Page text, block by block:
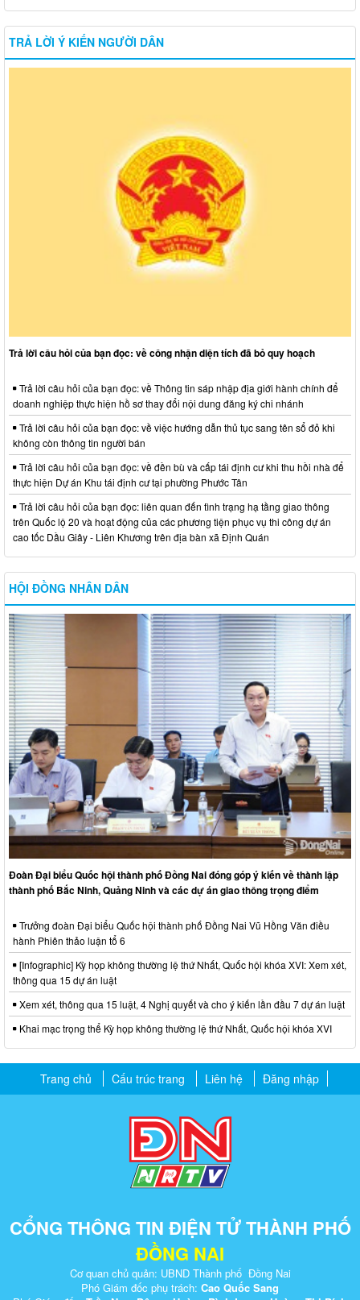
TRẢ LỜI Ý KIẾN NGƯỜI DÂN
Trả lời câu hỏi của bạn đọc: về công nhận diện tích đã bỏ quy hoạch
Trả lời câu hỏi của bạn đọc: về Thông tin sáp nhập địa giới hành chính để
doanh nghiệp thực hiện hồ sơ thay đổi nội dung đăng ký chi nhánh
Trả lời câu hỏi của bạn đọc: về việc hướng dẫn thủ tục sang tên sổ đỏ khi
không còn thông tin người bán
Trả lời câu hỏi của bạn đọc: về đền bù và cấp tái định cư khi thu hồi nhà để
thực hiện Dự án Khu tái định cư tại phường Phước Tân
Trả lời câu hỏi của bạn đọc: liên quan đến tình trạng hạ tầng giao thông
trên Quốc lộ 20 và hoạt động của các phương tiện phục vụ thi công dự án
cao tốc Dầu Giây - Liên Khương trên địa bàn xã Định Quán
HỘI ĐỒNG NHÂN DÂN
Đoàn Đại biểu Quốc hội thành phố Đồng Nai đóng góp ý kiến về thành lập
thành phố Bắc Ninh, Quảng Ninh và các dự án giao thông trọng điểm
Trưởng đoàn Đại biểu Quốc hội thành phố Đồng Nai Vũ Hồng Văn điều
hành Phiên thảo luận tổ 6
[Infographic] Kỳ họp không thường lệ thứ Nhất, Quốc hội khóa XVI: Xem xét,
thông qua 15 dự án luật
Xem xét, thông qua 15 luật, 4 Nghị quyết và cho ý kiến lần đầu 7 dự án luật
Khai mạc trọng thể Kỳ họp không thường lệ thứ Nhất, Quốc hội khóa XVI
Trang chủ Cấu trúc trang Liên hệ Đăng nhập
CỔNG THÔNG TIN ĐIỆN TỬ THÀNH PHỐ
ĐỒNG NAI
Cơ quan chủ quản: UBND Thành phố Đồng Nai
Phó Giám đốc phụ trách: Cao Quốc Sang